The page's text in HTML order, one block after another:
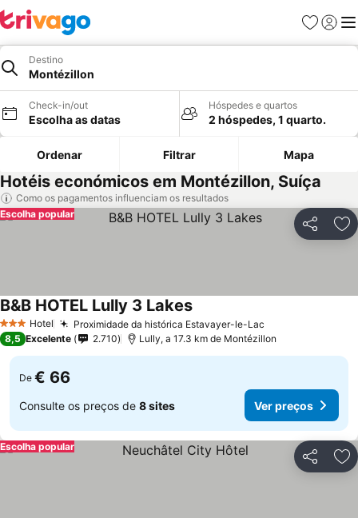
Favoritos
Iniciar
Destino
Montézillon
Check-in/out
Escolha as datas
Hóspedes e quartos
2 hóspedes, 1 quarto.
Ordenar Filtrar Mapa
Hotéis económicos em Montézillon, Suíça
Como os pagamentos influenciam os resultados
Partilhar
Escolha popular
3 EstrelasHotel Proximidade da histórica Estavayer-le-Lac
B&B HOTEL Lully 3 Lakes
8,5 Excelente 2.710 Lully, a 17.3 km de Montézillon
De € 66
Consulte os preços de 8 sites Ver preços
Partilhar
Escolha popular